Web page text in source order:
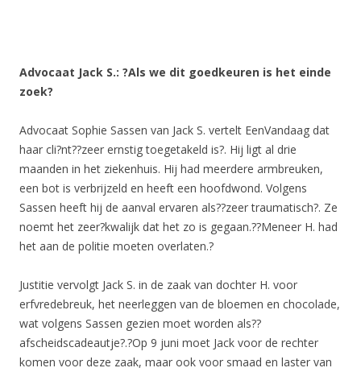
Advocaat Jack S.: ?Als we dit goedkeuren is het einde
zoek?
Advocaat Sophie Sassen van Jack S. vertelt EenVandaag dat
haar cli?nt??zeer ernstig toegetakeld is?. Hij ligt al drie
maanden in het ziekenhuis. Hij had meerdere armbreuken,
een bot is verbrijzeld en heeft een hoofdwond. Volgens
Sassen heeft hij de aanval ervaren als??zeer traumatisch?. Ze
noemt het zeer?kwalijk dat het zo is gegaan.??Meneer H. had
het aan de politie moeten overlaten.?
Justitie vervolgt Jack S. in de zaak van dochter H. voor
erfvredebreuk, het neerleggen van de bloemen en chocolade,
wat volgens Sassen gezien moet worden als??
afscheidscadeautje?.?Op 9 juni moet Jack voor de rechter
komen voor deze zaak, maar ook voor smaad en laster van